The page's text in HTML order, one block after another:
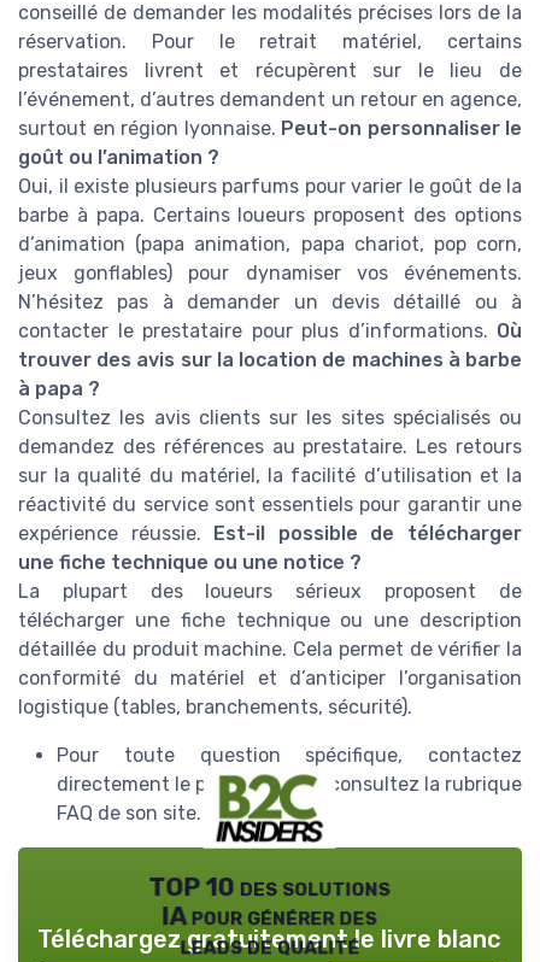
conseillé de demander les modalités précises lors de la
réservation. Pour le retrait matériel, certains
prestataires livrent et récupèrent sur le lieu de
l’événement, d’autres demandent un retour en agence,
surtout en région lyonnaise. Peut-on personnaliser le
goût ou l’animation ?
Oui, il existe plusieurs parfums pour varier le goût de la
barbe à papa. Certains loueurs proposent des options
d’animation (papa animation, papa chariot, pop corn,
jeux gonflables) pour dynamiser vos événements.
N’hésitez pas à demander un devis détaillé ou à
contacter le prestataire pour plus d’informations. Où
trouver des avis sur la location de machines à barbe
à papa ?
Consultez les avis clients sur les sites spécialisés ou
demandez des références au prestataire. Les retours
sur la qualité du matériel, la facilité d’utilisation et la
réactivité du service sont essentiels pour garantir une
expérience réussie.
Est-il possible de télécharger
une fiche technique ou une notice ?
La plupart des loueurs sérieux proposent de
télécharger une fiche technique ou une description
détaillée du produit machine. Cela permet de vérifier la
conformité du matériel et d’anticiper l’organisation
logistique (tables, branchements, sécurité).
Pour toute question spécifique, contactez
directement le prestataire ou consultez la rubrique
FAQ de son site.
TOP 10 des solutions
IA pour générer des
leads de qualité
Téléchargez gratuitement le livre blanc